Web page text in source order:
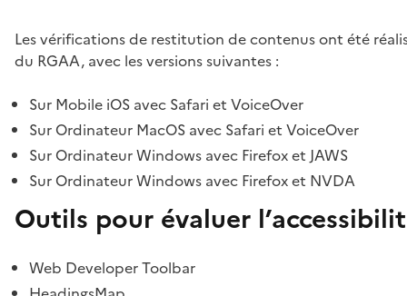
Les vérifications de restitution de contenus ont été
du RGAA, avec les versions suivantes :
Sur Mobile iOS avec Safari et VoiceOver
Sur Ordinateur MacOS avec Safari et VoiceOver
Sur Ordinateur Windows avec Firefox et JAWS
Sur Ordinateur Windows avec Firefox et NVDA
Outils pour évaluer
Web Developer Toolbar